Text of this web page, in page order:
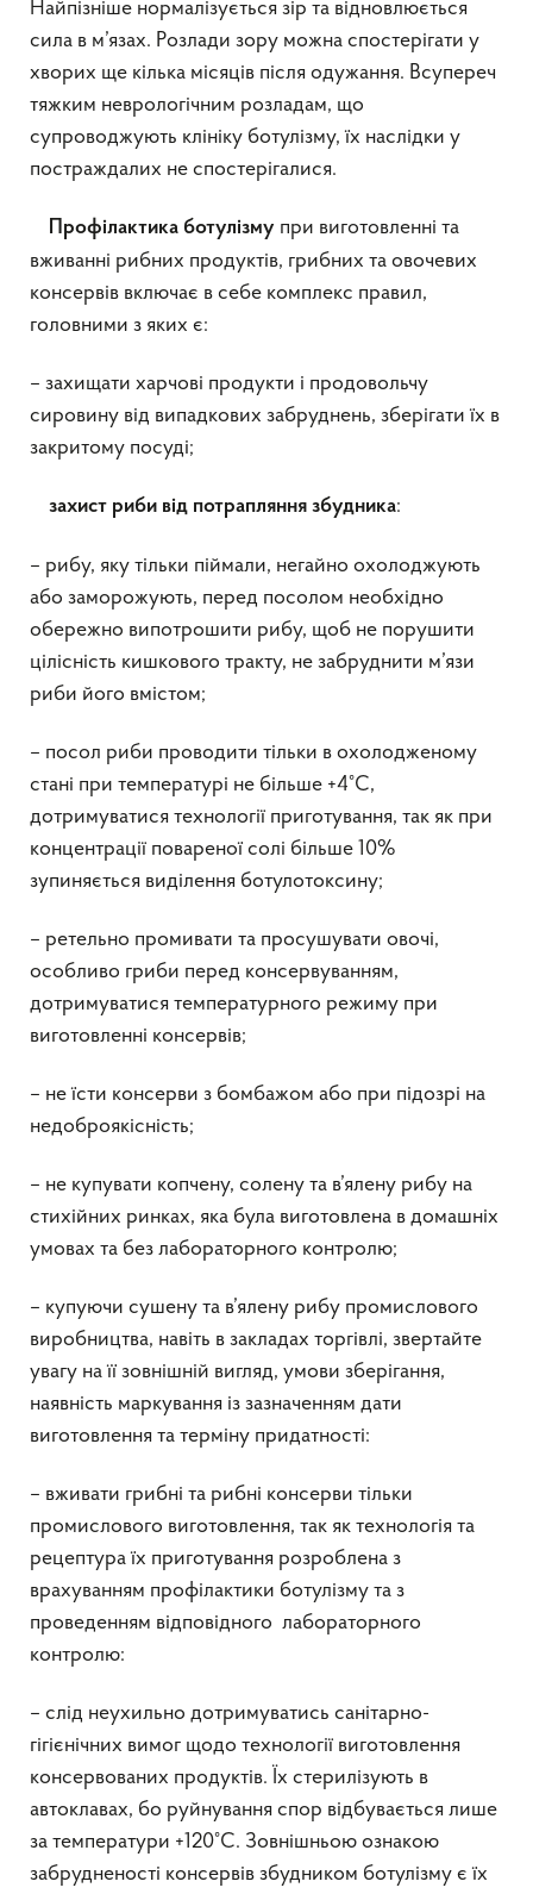
Найпізніше нормалізується зір та відновлюється
сила в м’язах. Розлади зору можна спостерігати у
хворих ще кілька місяців після одужання. Всупереч
тяжким неврологічним розладам, що
супроводжують клініку ботулізму, їх наслідки у
постраждалих не спостерігалися.
Профілактика ботулізму при виготовленні та
вживанні рибних продуктів, грибних та овочевих
консервів включає в себе комплекс правил,
головними з яких є:
– захищати харчові продукти і продовольчу
сировину від випадкових забруднень, зберігати їх в
закритому посуді;
захист риби від потрапляння збудника:
– рибу, яку тільки піймали, негайно охолоджують
або заморожують, перед посолом необхідно
обережно випотрошити рибу, щоб не порушити
цілісність кишкового тракту, не забруднити м’язи
риби його вмістом;
– посол риби проводити тільки в охолодженому
стані при температурі не більше +4°C,
дотримуватися технології приготування, так як при
концентрації повареної солі більше 10%
зупиняється виділення ботулотоксину;
– ретельно промивати та просушувати овочі,
особливо гриби перед консервуванням,
дотримуватися температурного режиму при
виготовленні консервів;
– не їсти консерви з бомбажом або при підозрі на
недоброякісність;
– не купувати копчену, солену та в’ялену рибу на
стихійних ринках, яка була виготовлена в домашніх
умовах та без лабораторного контролю;
– купуючи сушену та в’ялену рибу промислового
виробництва, навіть в закладах торгівлі, звертайте
увагу на її зовнішній вигляд, умови зберігання,
наявність маркування із зазначенням дати
виготовлення та терміну придатності:
– вживати грибні та рибні консерви тільки
промислового виготовлення, так як технологія та
рецептура їх приготування розроблена з
врахуванням профілактики ботулізму та з
проведенням відповідного лабораторного
контролю:
– слід неухильно дотримуватись санітарно-
гігієнічних вимог щодо технології виготовлення
консервованих продуктів. Їх стерилізують в
автоклавах, бо руйнування спор відбувається лише
за температури +120°C. Зовнішньою ознакою
забрудненості консервів збудником ботулізму є їх